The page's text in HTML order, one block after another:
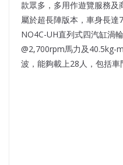
款眾多，多用作遊覽服務
屬於超長陣版本，車身長
NO4C-UH直列式四汽缸渦
@2,700rpm馬力及40.5kg-
波，能夠載上28人，包括車